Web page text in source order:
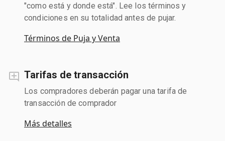
"como está y donde está". Lee los términos y
condiciones en su totalidad antes de pujar.
Términos de Puja y Venta
Tarifas de transacción
Los compradores deberán pagar una tarifa de
transacción de comprador
Más detalles